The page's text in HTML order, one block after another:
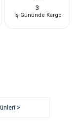
3
İş Gününde Kargo
>